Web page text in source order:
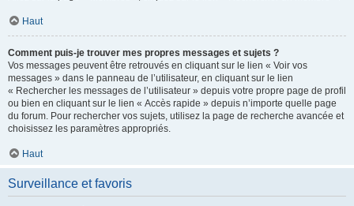
Haut
Comment puis-je trouver mes propres messages et sujets ?
Vos messages peuvent être retrouvés en cliquant sur le lien « Voir vos
messages » dans le panneau de l’utilisateur, en cliquant sur le lien
« Rechercher les messages de l’utilisateur » depuis votre propre page de profil
ou bien en cliquant sur le lien « Accès rapide » depuis n’importe quelle page
du forum. Pour rechercher vos sujets, utilisez la page de recherche avancée et
choisissez les paramètres appropriés.
Haut
Surveillance et favoris